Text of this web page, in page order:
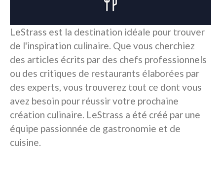
LeStrass est la destination idéale pour trouver
de l'inspiration culinaire. Que vous cherchiez
des articles écrits par des chefs professionnels
ou des critiques de restaurants élaborées par
des experts, vous trouverez tout ce dont vous
avez besoin pour réussir votre prochaine
création culinaire. LeStrass a été créé par une
équipe passionnée de gastronomie et de
cuisine.